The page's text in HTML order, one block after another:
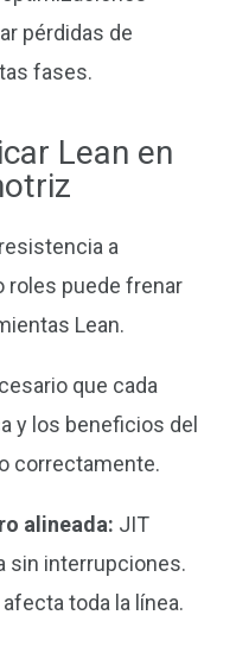
pérdidas de
fases.
Lean en
a
roles puede frenar
Lean.
que cada
y los beneficios del
correctamente.
alineada: JIT
sin interrupciones.
toda la línea.